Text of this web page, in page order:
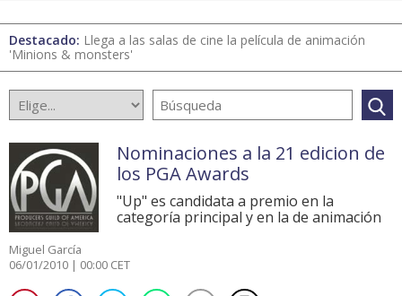
Destacado: Llega a las salas de cine la película de animación
'Minions & monsters'
Nominaciones a la 21 edicion de
los PGA Awards
"Up" es candidata a premio en la
categoría principal y en la de animación
Miguel García
06/01/2010 | 00:00 CET